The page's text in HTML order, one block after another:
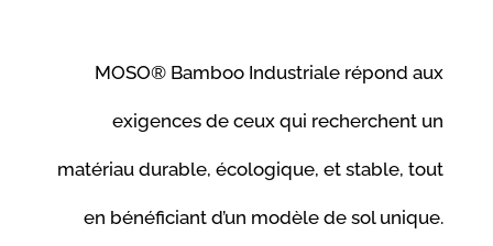
MOSO® Bamboo Industriale répond aux
exigences de ceux qui recherchent un
matériau durable, écologique, et stable, tout
en bénéficiant d’un modèle de sol unique.